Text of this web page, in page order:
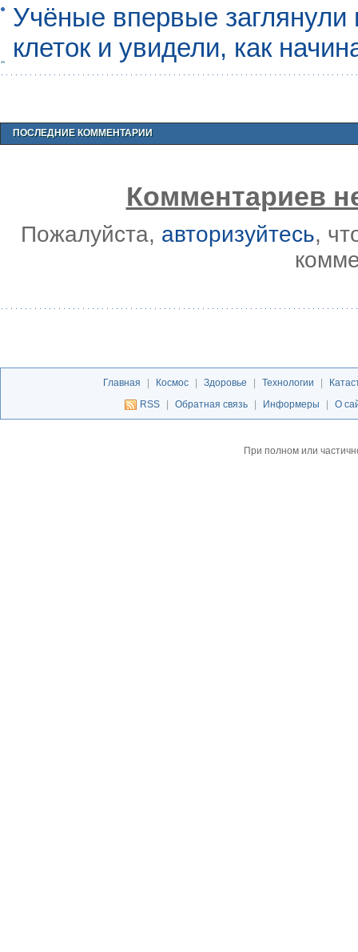
Учёные впервые
клеток и увидели, как
ПОСЛЕДНИЕ КОММЕНТАРИИ
Комментариев
Пожалуйста, авторизуйтесь,
Главная Космос Здоровье Технологии
RSS
Обратная связь Информеры О
При полном или